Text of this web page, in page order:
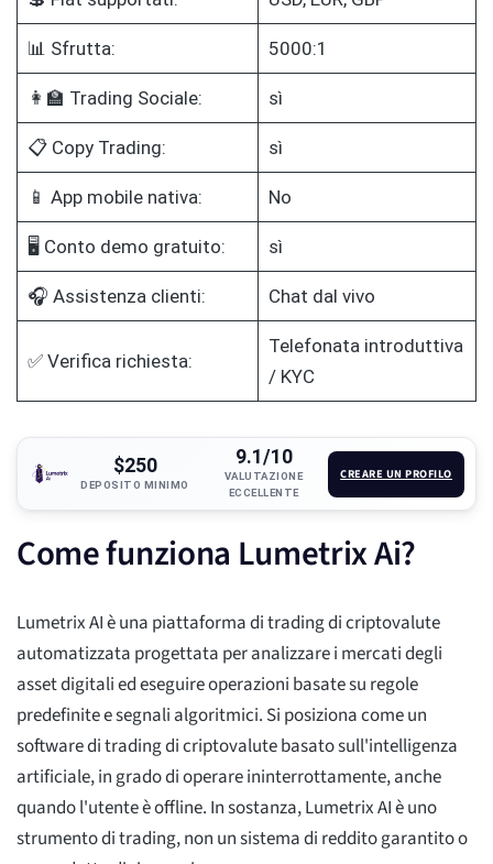
📊 Sfrutta: 5000:1
👩‍🏫 Trading Sociale: sì
📋 Copy Trading: sì
📱 App mobile nativa: No
🖥️ Conto demo gratuito: sì
🎧 Assistenza clienti: Chat dal vivo
✅ Verifica richiesta:
Telefonata introduttiva
/ KYC
$250
DEPOSITO MINIMO
9.1/10
VALUTAZIONE
ECCELLENTE
CREARE UN PROFILO
Come funziona Lumetrix Ai?
Lumetrix AI è una piattaforma di trading di criptovalute
automatizzata progettata per analizzare i mercati degli
asset digitali ed eseguire operazioni basate su regole
predefinite e segnali algoritmici. Si posiziona come un
software di trading di criptovalute basato sull'intelligenza
artificiale, in grado di operare ininterrottamente, anche
quando l'utente è offline. In sostanza, Lumetrix AI è uno
strumento di trading, non un sistema di reddito garantito o